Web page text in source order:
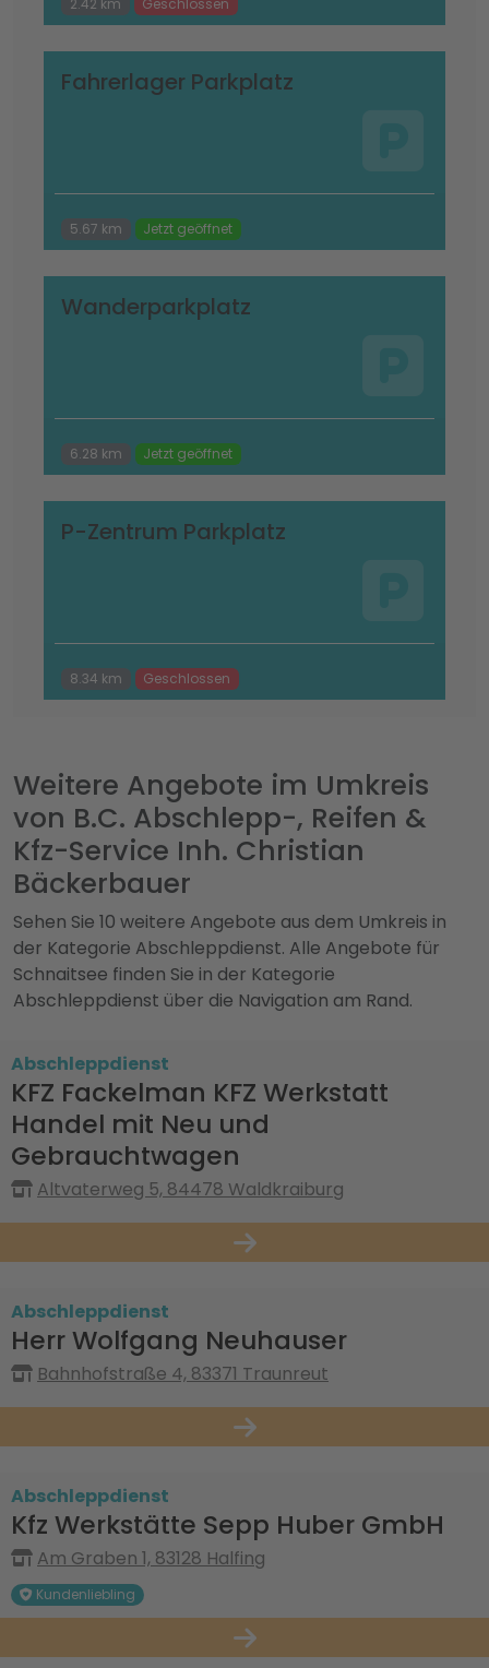
2.42 km Geschlossen
Fahrerlager Parkplatz
5.67 km Jetzt geöffnet
Wanderparkplatz
6.28 km Jetzt geöffnet
P-Zentrum Parkplatz
8.34 km Geschlossen
Weitere Angebote im Umkreis
von B.C. Abschlepp-, Reifen &
Kfz-Service Inh. Christian
Bäckerbauer
Sehen Sie 10 weitere Angebote aus dem Umkreis in
der Kategorie Abschleppdienst. Alle Angebote für
Schnaitsee finden Sie in der Kategorie
Abschleppdienst über die Navigation am Rand.
Abschleppdienst
KFZ Fackelman KFZ Werkstatt
Handel mit Neu und
Gebrauchtwagen
Altvaterweg 5, 84478 Waldkraiburg
Abschleppdienst
Herr Wolfgang Neuhauser
Bahnhofstraße 4, 83371 Traunreut
Abschleppdienst
Kfz Werkstätte Sepp Huber GmbH
Am Graben 1, 83128 Halfing
Kundenliebling